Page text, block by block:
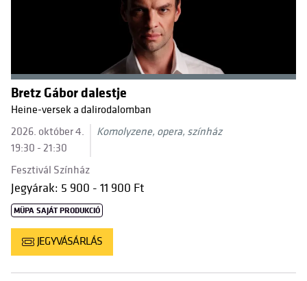
Bretz Gábor dalestje
Heine-versek a dalirodalomban
2026. október 4.
19:30 - 21:30
Komolyzene, opera, színház
Fesztivál Színház
Jegyárak: 5 900 - 11 900 Ft
MÜPA SAJÁT PRODUKCIÓ
JEGYVÁSÁRLÁS